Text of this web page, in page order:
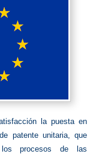
la puesta en
patente unitaria, que
procesos de las